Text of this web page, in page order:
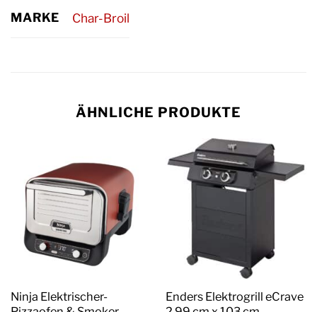
MARKE Char-Broil
ÄHNLICHE PRODUKTE
Ninja Elektrischer-
Enders Elektrogrill eCrave